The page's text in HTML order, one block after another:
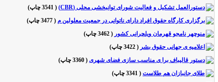
دستورالعمل تشکیل و فعالیت شورای توانبخشی محلی (CBR)
(3541 چاپ
)
برگزاری کارگاه حقوق افراد دارای ناتوانی در جمعیت معلولین م(3477 چاپ
)
منوچهر نامجو قهرمان ویلچرانی کشور(3462 چاپ
)
اعلامیه ی جهانی حقوق بشر(3422 چاپ
)
دستور قالیباف برا ی مناسب سازی فضای شهری (3360 چاپ
)
طلای جانبازان هم طلاست(3341 چاپ
)